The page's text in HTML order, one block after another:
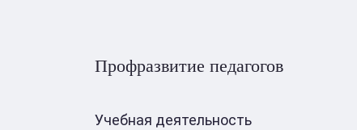
Профразвитие педагогов
Учебная деятельность